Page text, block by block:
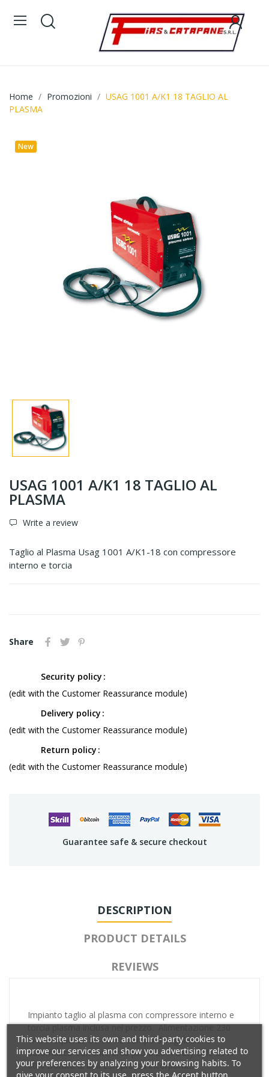
Home Promozioni
USAG 1001 A/K1 18 TAGLIO AL
PLASMA
New
USAG 1001 A/K1 18 TAGLIO AL
PLASMA
Write a review
Taglio al Plasma Usag 1001 A/K1-18 con compressore
interno e torcia
Share
Security policy
(edit with the Customer Reassurance module)
Delivery policy
(edit with the Customer Reassurance module)
Return policy
(edit with the Customer Reassurance module)
Guarantee safe & secure checkout
DESCRIPTION
PRODUCT DETAILS
REVIEWS
Impianto taglio al plasma con compressore interno e
torcia plasma inclusa nel prezzo. Alimentazione 230
VAC Frequenza 50-60 Hz Campo di regolazione
automatico Corrente arco pilota 20 A Duty cicle 20 A
60% Dotato di aria compressa incorporata
This website uses its own and third-party cookies to
improve our services and show you advertising related to
your preferences by analyzing your browsing habits. To
give your consent to its use, press the Accept button.